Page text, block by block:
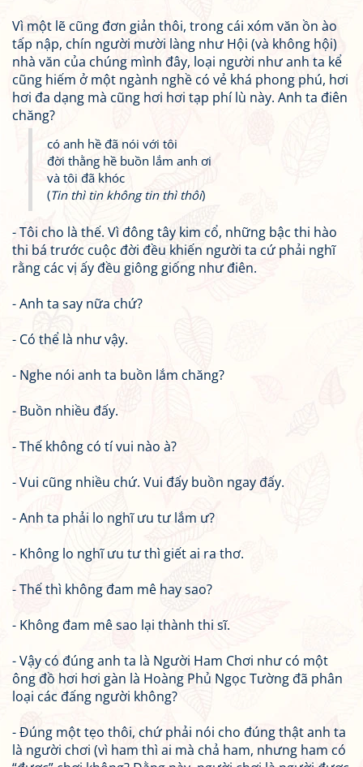
Vì một lẽ cũng đơn giản thôi, trong cái xóm văn ồn ào
tấp nập, chín người mười làng như Hội (và không hội)
nhà văn của chúng mình đây, loại người như anh ta kể
cũng hiếm ở một ngành nghề có vẻ khá phong phú, hơi
hơi đa dạng mà cũng hơi hơi tạp phí lù này. Anh ta điên
chăng?
có anh hề đã nói với tôi
đời thằng hề buồn lắm anh ơi
và tôi đã khóc
(Tin thì tin không tin thì thôi)
- Tôi cho là thế. Vì đông tây kim cổ, những bậc thi hào
thi bá trước cuộc đời đều khiến người ta cứ phải nghĩ
rằng các vị ấy đều giông giống như điên.
- Anh ta say nữa chứ?
- Có thể là như vậy.
- Nghe nói anh ta buồn lắm chăng?
- Buồn nhiều đấy.
- Thế không có tí vui nào à?
- Vui cũng nhiều chứ. Vui đấy buồn ngay đấy.
- Anh ta phải lo nghĩ ưu tư lắm ư?
- Không lo nghĩ ưu tư thì giết ai ra thơ.
- Thế thì không đam mê hay sao?
- Không đam mê sao lại thành thi sĩ.
- Vậy có đúng anh ta là Người Ham Chơi như có một
ông đồ hơi hơi gàn là Hoàng Phủ Ngọc Tường đã phân
loại các đấng người không?
- Đúng một tẹo thôi, chứ phải nói cho đúng thật anh ta
là người chơi (vì ham thì ai mà chả ham, nhưng ham có